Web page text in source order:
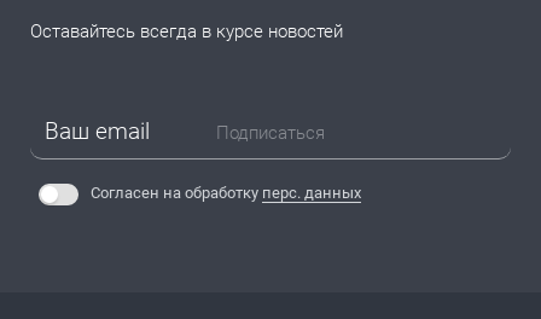
Оставайтесь всегда в курсе новостей
Подписаться
Согласен на обработку перс. данных